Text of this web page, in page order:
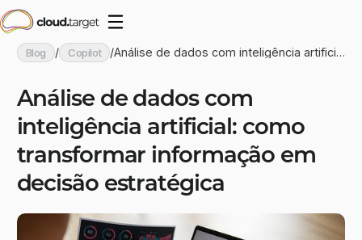
Blog / Copilot /Análise de dados com inteligência artificia
Análise de dados com
inteligência artificial: como
transformar informação em
decisão estratégica